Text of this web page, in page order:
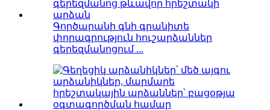
Գործարանի գնի գրանիտե
փորագրություն հուշարձաններ
գերեզմանոցում ...